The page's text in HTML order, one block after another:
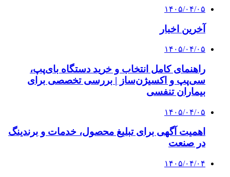
۱۴۰۵/۰۴/۰۵
آخرین اخبار
۱۴۰۵/۰۴/۰۵
راهنمای کامل انتخاب و خرید دستگاه بای‌پپ،
سی‌پپ و اکسیژن‌ساز | بررسی تخصصی برای
بیماران تنفسی
۱۴۰۵/۰۴/۰۵
اهمیت آگهی برای تبلیغ محصول، خدمات و برندینگ
در صنعت
۱۴۰۵/۰۴/۰۴